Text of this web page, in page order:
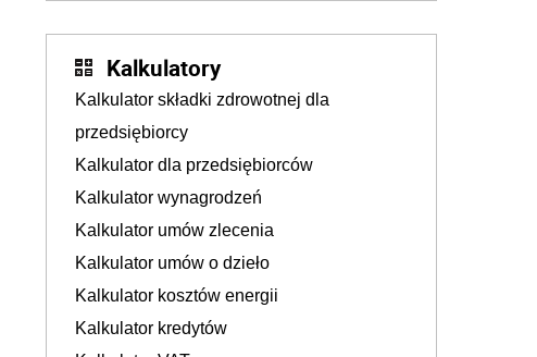
Kalkulatory
Kalkulator składki zdrowotnej dla
przedsiębiorcy
Kalkulator dla przedsiębiorców
Kalkulator wynagrodzeń
Kalkulator umów zlecenia
Kalkulator umów o dzieło
Kalkulator kosztów energii
Kalkulator kredytów